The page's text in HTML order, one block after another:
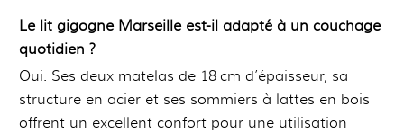
Le lit gigogne Marseille est-il adapté à un couchage
quotidien ?
Oui. Ses deux matelas de 18 cm d’épaisseur, sa
structure en acier et ses sommiers à lattes en bois
offrent un excellent confort pour une utilisation